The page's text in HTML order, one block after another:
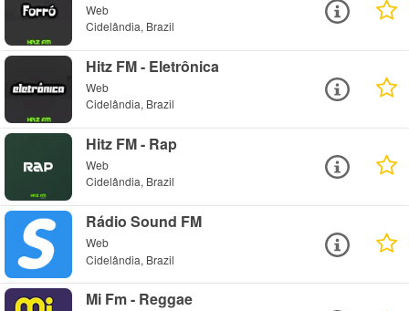
Web
Cidelândia, Brazil
Hitz FM - Eletrônica
Web
Cidelândia, Brazil
Hitz FM - Rap
Web
Cidelândia, Brazil
Rádio Sound FM
Web
Cidelândia, Brazil
Mi Fm - Reggae